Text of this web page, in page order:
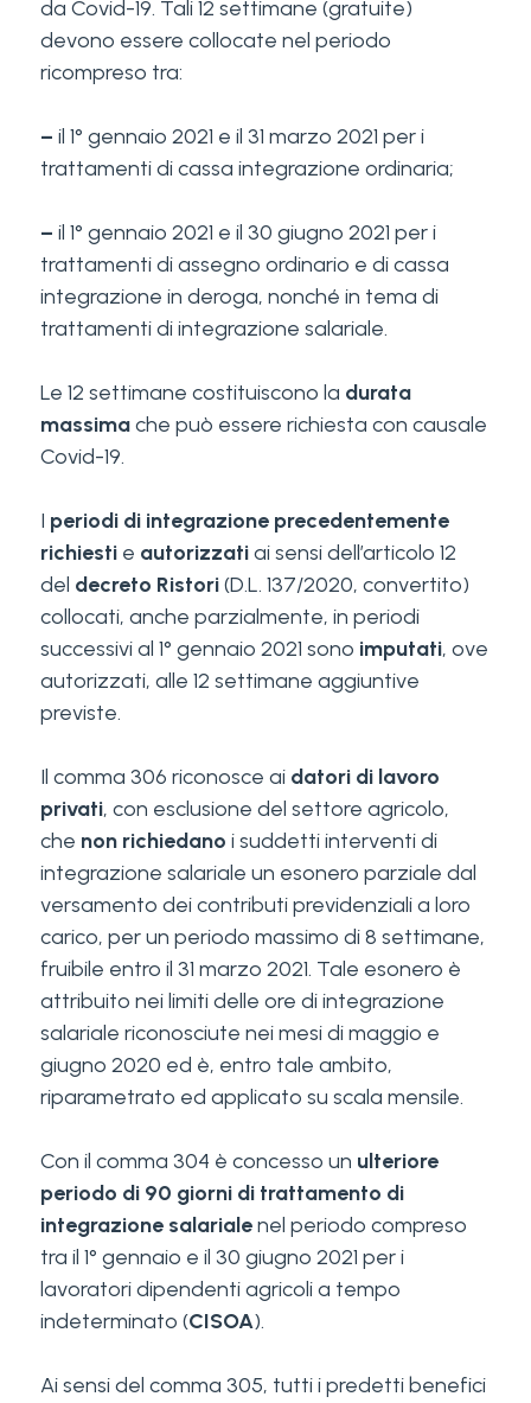
da Covid-19. Tali 12 settimane (gratuite)
devono essere collocate nel periodo
ricompreso tra:
– il 1° gennaio 2021 e il 31 marzo 2021 per i
trattamenti di cassa integrazione ordinaria;
– il 1° gennaio 2021 e il 30 giugno 2021 per i
trattamenti di assegno ordinario e di cassa
integrazione in deroga, nonché in tema di
trattamenti di integrazione salariale.
Le 12 settimane costituiscono la durata
massimache può essere richiesta con causale
Covid-19.
I periodi di integrazione precedentemente
richiestie autorizzatiai sensi dell’articolo 12
del decreto Ristori(D.L. 137/2020, convertito)
collocati, anche parzialmente, in periodi
successivi al 1° gennaio 2021 sono imputati, ove
autorizzati, alle 12 settimane aggiuntive
previste.
Il comma 306 riconosce ai datori di lavoro
privati, con esclusione del settore agricolo,
che non richiedano i suddetti interventi di
integrazione salariale un esonero parziale dal
versamento dei contributi previdenziali a loro
carico, per un periodo massimo di 8 settimane,
fruibile entro il 31 marzo 2021. Tale esonero è
attribuito nei limiti delle ore di integrazione
salariale riconosciute nei mesi di maggio e
giugno 2020 ed è, entro tale ambito,
riparametrato ed applicato su scala mensile.
Con il comma 304 è concesso un ulteriore
periodo di 90 giorni di trattamento di
integrazione salarialenel periodo compreso
tra il 1° gennaio e il 30 giugno 2021 per i
lavoratori dipendenti agricoli a tempo
indeterminato (CISOA).
Ai sensi del comma 305, tutti i predetti benefici